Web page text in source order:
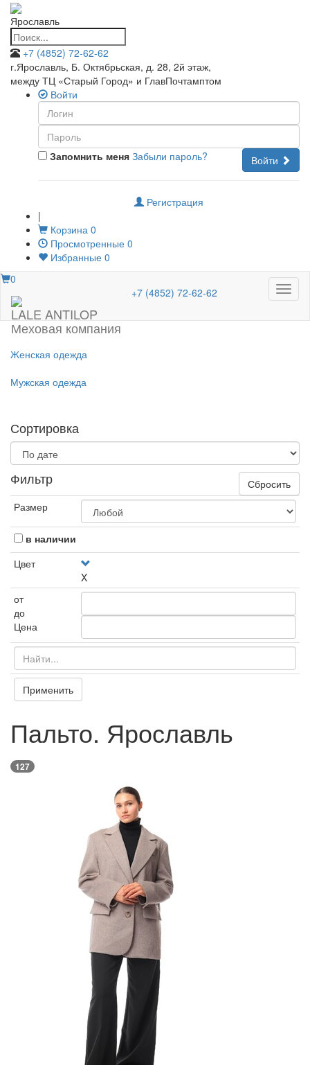
Ярославль
+7 (4852) 72-62-62
г.Ярославль, Б. Октябрьская, д. 28, 2й этаж,
между ТЦ «Старый Город» и ГлавПочтамптом
Войти
Запомнить меня Войти
Забыли пароль?
Регистрация
|
Корзина 0
Просмотренные 0
Избранные 0
Меню
0
LALE ANTILOP
Меховая компания
+7 (4852) 72-62-62
Женская одежда
Мужская одежда
Сортировка
Фильтр
Сбросить
Размер
в наличии
Цвет
X
от
до
Цена
Применить
Пальто. Ярославль
127